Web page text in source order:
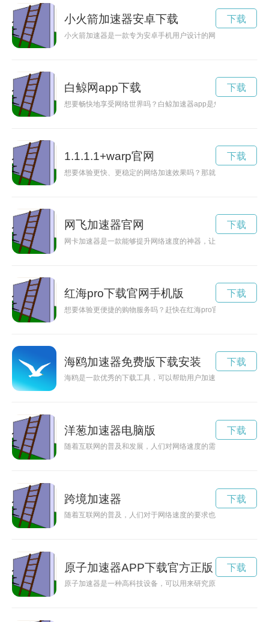
小火箭加速器安卓下载
小火箭加速器是一款专为安卓手机用户设计的网络加速工具，
下载
白鲸网app下载
想要畅快地享受网络世界吗？白鲸加速器app是您的不二选择，
下载
1.1.1.1+warp官网
想要体验更快、更稳定的网络加速效果吗？那就赶快前往warp
下载
网飞加速器官网
网卡加速器是一款能够提升网络速度的神器，让您在互联网世
下载
红海pro下载官网手机版
想要体验更便捷的购物服务吗？赶快在红海pro官网下载手机版
下载
海鸥加速器免费版下载安装
海鸥是一款优秀的下载工具，可以帮助用户加速下载速度，节省
下载
洋葱加速器电脑版
随着互联网的普及和发展，人们对网络速度的需求也越来越高
下载
跨境加速器
随着互联网的普及，人们对于网络速度的要求也越来越高。加
下载
原子加速器APP下载官方正版
原子加速器是一种高科技设备，可以用来研究原子结构和粒子
下载